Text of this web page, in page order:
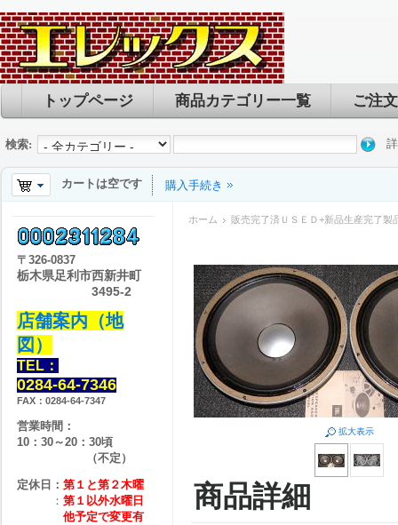
トップページ 商品カテゴリー一覧 ご注
検索:
カートは空です 購入手続き
ホーム 販売完了済ＵＳＥＤ+新品生産完了製
拡大表示
商品詳細
〒 326-0837
栃木県足利市西新井町
3495-2
店舗案内（地
図）
TEL：
0284-64-7346
FAX：0284-64-7347
営業時間：
10：30～20：30頃
（不定）
定休日： 第１と第２木曜
： 第１以外水曜日
他予定で変更有